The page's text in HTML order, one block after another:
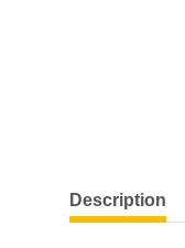
show more tabs
Description